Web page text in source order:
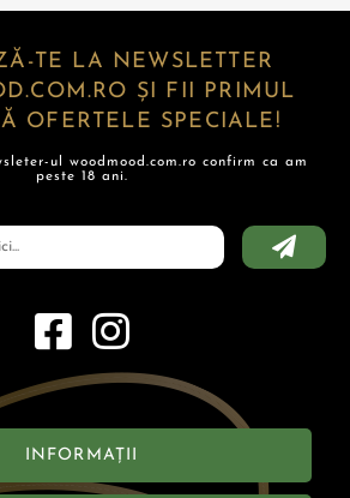
TE LA NEWSLETTER
ȘI FII PRIMUL
OFERTELE SPECIALE!
ul woodmood.com.ro confirm ca am
peste 18 ani.
INFORMAȚII